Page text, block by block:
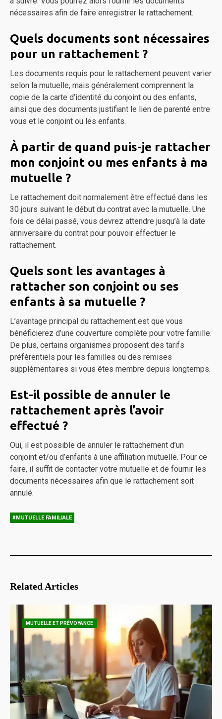
nécessaires afin de faire enregistrer le rattachement.
Quels documents sont nécessaires
pour un rattachement ?
Les documents requis pour le rattachement peuvent varier
selon la mutuelle, mais généralement comprennent la
copie de la carte d’identité du conjoint ou des enfants,
ainsi que des documents justifiant le lien de parenté entre
vous et le conjoint ou les enfants.
À partir de quand puis-je rattacher
mon conjoint ou mes enfants à ma
mutuelle ?
Le rattachement doit normalement être effectué dans les
30 jours suivant le début du contrat avec la mutuelle. Une
fois ce délai passé, vous devrez attendre jusqu’à la date
anniversaire du contrat pour pouvoir effectuer le
rattachement.
Quels sont les avantages à
rattacher son conjoint ou ses
enfants à sa mutuelle ?
L’avantage principal du rattachement est que vous
bénéficierez d’une couverture complète pour votre famille.
De plus, certains organismes proposent des tarifs
préférentiels pour les familles ou des remises
supplémentaires si vous êtes membre depuis longtemps.
Est-il possible de annuler le
rattachement après l’avoir
effectué ?
Oui, il est possible de annuler le rattachement d’un
conjoint et/ou d’enfants à une affiliation mutuelle. Pour ce
faire, il suffit de contacter votre mutuelle et de fournir les
documents nécessaires afin que le rattachement soit
annulé.
#MUTUELLE FAMILIALE
Related Articles
MUTUELLE ET PRÉVOYANCE